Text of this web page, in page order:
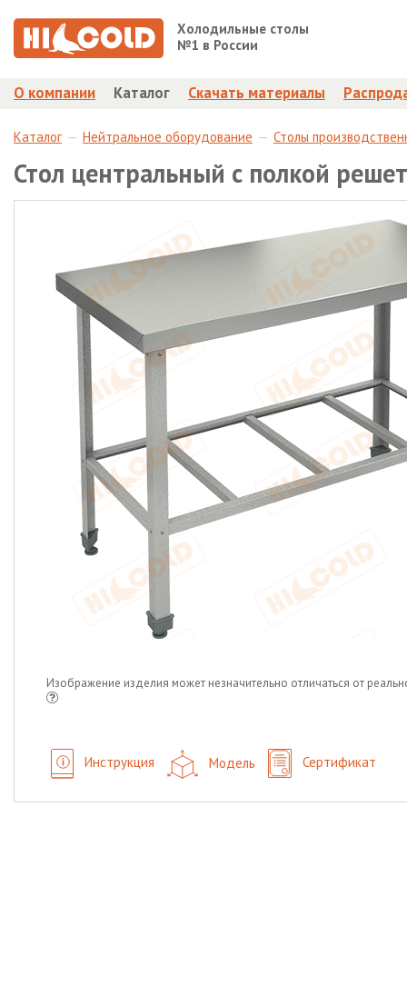
Холодильные столы
№1 в России
О компании Каталог Скачать материалы
Каталог Нейтральное оборудование Столы
Стол центральный с полкой
Изображение изделия может незначительно отличаться от
Инструкция Модель Сертификат